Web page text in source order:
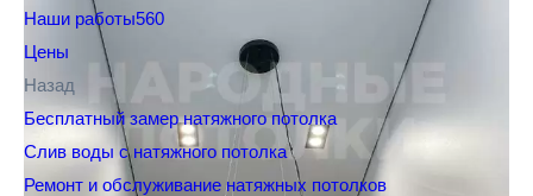
Наши работы560
Цены
Назад
Бесплатный замер натяжного потолка
Слив воды с натяжного потолка
Ремонт и обслуживание натяжных потолков